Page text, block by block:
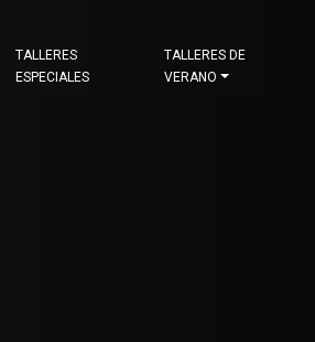
TALLERES
ESPECIALES
TALLERES DE
VERANO